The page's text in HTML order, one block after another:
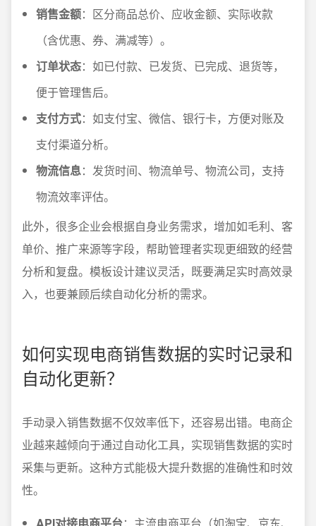
销售金额：区分商品总价、应收金额、实际收款
（含优惠、券、满减等）。
订单状态：如已付款、已发货、已完成、退货等，
便于管理售后。
支付方式：如支付宝、微信、银行卡，方便对账及
支付渠道分析。
物流信息：发货时间、物流单号、物流公司，支持
物流效率评估。
此外，很多企业会根据自身业务需求，增加如毛利、客
单价、推广来源等字段，帮助管理者实现更细致的经营
分析和复盘。模板设计建议灵活，既要满足实时高效录
入，也要兼顾后续自动化分析的需求。
如何实现电商销售数据的实时记录和
自动化更新？
手动录入销售数据不仅效率低下，还容易出错。电商企
业越来越倾向于通过自动化工具，实现销售数据的实时
采集与更新。这种方式能极大提升数据的准确性和时效
性。